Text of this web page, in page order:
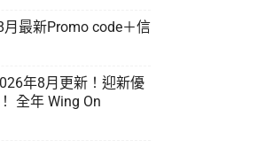
最新Promo code＋信
年8月更新！迎新優
全年 Wing On